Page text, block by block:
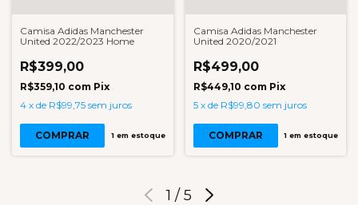
Camisa Adidas Manchester
United 2022/2023 Home
R$399,00
R$359,10 com Pix
4 x de R$99,75 sem juros
COMPRAR 1em estoque
Camisa Adidas Manchester
United 2020/2021
R$499,00
R$449,10 com Pix
5 x de R$99,80 sem juros
COMPRAR 1 em estoque
1 / 5